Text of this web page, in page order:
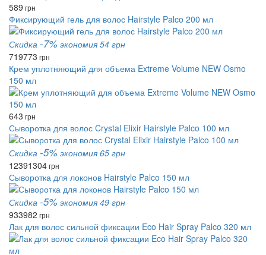
589 грн
Фиксирующий гель для волос Hairstyle Palco 200 мл
Скидка -7% экономия 54 грн
719773 грн
Крем уплотняющий для объема Extreme Volume NEW Osmo
150 мл
643 грн
Сыворотка для волос Crystal Elixir Hairstyle Palco 100 мл
Скидка -5% экономия 65 грн
12391304грн
Сыворотка для локонов Hairstyle Palco 150 мл
Скидка -5% экономия 49 грн
933982 грн
Лак для волос сильной фиксации Eco Hair Spray Palco 320 мл